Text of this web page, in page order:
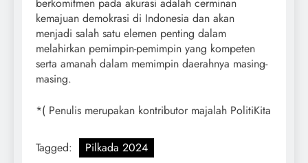
kemajuan demokrasi di Indonesia dan akan
menjadi salah satu elemen penting dalam
melahirkan pemimpin-pemimpin yang kompeten
serta amanah dalam memimpin daerahnya masing-
masing.
*( Penulis merupakan kontributor majalah PolitiKita
Tagged: Pilkada 2024